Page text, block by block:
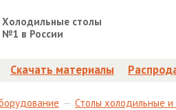
Холодильные столы
№1 в России
Скачать материалы
Столы холодильные